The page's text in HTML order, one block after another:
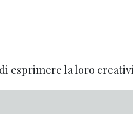
esprimere la loro